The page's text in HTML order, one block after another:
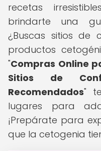
recetas
brindarte una
¿Buscas sitios de
productos
"Compras Online
Sitios de
Recomendados"
lugares para
¡Prepárate para
que la cetogenia